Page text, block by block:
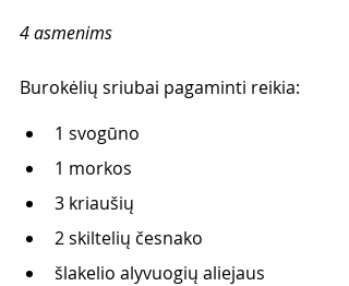
4 asmenims
Burokėlių sriubai pagaminti reikia:
1 svogūno
1 morkos
3 kriaušių
2 skiltelių česnako
šlakelio alyvuogių aliejaus